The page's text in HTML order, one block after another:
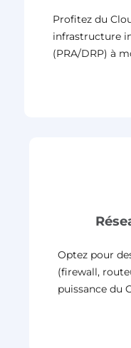
Profitez du
infrastructure
(PRA/DRP) à
Optez pour
(firewall,
puissance du